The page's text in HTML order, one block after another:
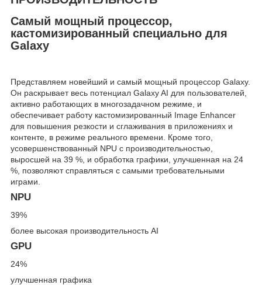
Самый мощный процессор,
кастомизированный специально для
Galaxy
Представляем новейший и самый мощный процессор Galaxy.
Он раскрывает весь потенциал Galaxy AI для пользователей,
активно работающих в многозадачном режиме, и
обеспечивает работу кастомизированный Image Enhancer
для повышения резкости и сглаживания в приложениях и
контенте, в режиме реального времени. Кроме того,
усовершенствованный NPU с производительностью,
выросшей на 39 %, и обработка графики, улучшенная на 24
%, позволяют справляться с самыми требовательными
играми.
NPU
39%
более высокая производительность AI
GPU
24%
улучшенная графика